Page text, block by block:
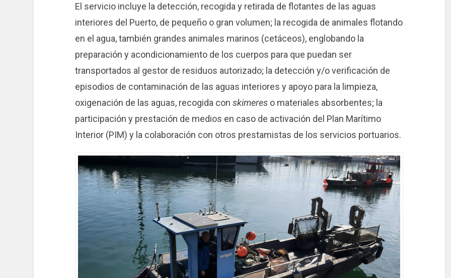
El servicio incluye la detección, recogida y retirada de flotantes de las aguas
interiores del Puerto, de pequeño o gran volumen; la recogida de animales flotando
en el agua, también grandes animales marinos (cetáceos), englobando la
preparación y acondicionamiento de los cuerpos para que puedan ser
transportados al gestor de residuos autorizado; la detección y/o verificación de
episodios de contaminación de las aguas interiores y apoyo para la limpieza,
oxigenación de las aguas, recogida con skimereso materiales absorbentes; la
participación y prestación de medios en caso de activación del Plan Marítimo
Interior (PIM) y la colaboración con otros prestamistas de los servicios portuarios.